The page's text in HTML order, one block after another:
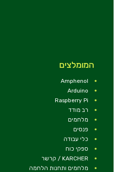
המומלצים
Amphenol
Arduino
Raspberry Pi
רב מודד
מלחמים
פנסים
כלי עבודה
ספקי כוח
KARCHER / קרשר
מלחמים ותחנות הלחמה